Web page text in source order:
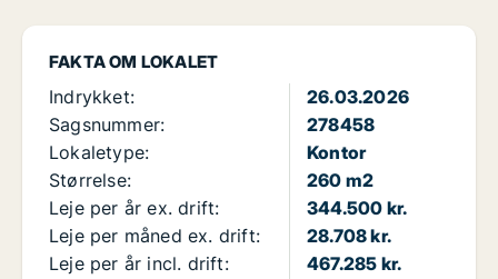
FAKTA OM LOKALET
Indrykket:
26.03.2026
Sagsnummer:
278458
Lokaletype:
Kontor
Størrelse:
260 m2
Leje per år ex. drift:
344.500 kr.
Leje per måned ex. drift:
28.708 kr.
Leje per år incl. drift:
467.285 kr.